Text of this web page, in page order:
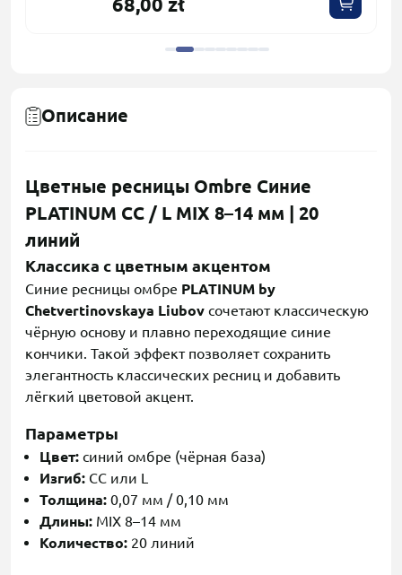
Описание
Цветные ресницы Ombre Синие
PLATINUM CC / L MIX 8–14 мм | 20
линий
Классика с цветным акцентом
Синие ресницы омбре PLATINUM by
Chetvertinovskaya Liubov сочетают классическую
чёрную основу и плавно переходящие синие
кончики. Такой эффект позволяет сохранить
элегантность классических ресниц и добавить
лёгкий цветовой акцент.
Параметры
Цвет: синий омбре (чёрная база)
Изгиб: CC или L
Толщина: 0,07 мм / 0,10 мм
Длины: MIX 8–14 мм
Количество: 20 линий